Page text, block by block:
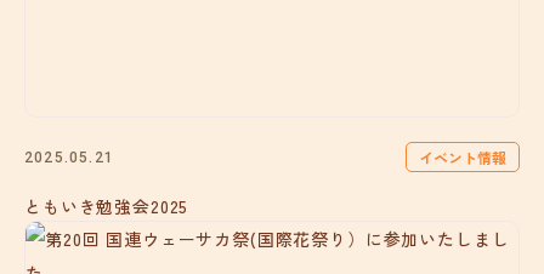
2025.05.21 イベント情報
ともいき勉強会2025